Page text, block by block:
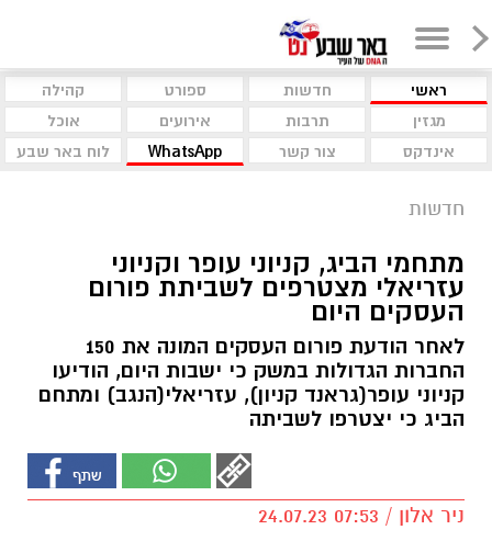
ראשי חדשות ספורט
קהילה
מגזין
תרבות אירועים
אוכל
אינדקס
צור קשר WhatsApp לוח באר שבע
חדשות
מתחמי הביג, קניוני עופר וקניוני
עזריאלי מצטרפים לשביתת פורום
העסקים היום
לאחר הודעת פורום העסקים המונה את 150
החברות הגדולות במשק כי ישבות היום, הודיעו
קניוני עופר(גראנד קניון), עזריאלי(הנגב) ומתחם
הביג כי יצטרפו לשביתה
ניר אלון / 07:53 24.07.23